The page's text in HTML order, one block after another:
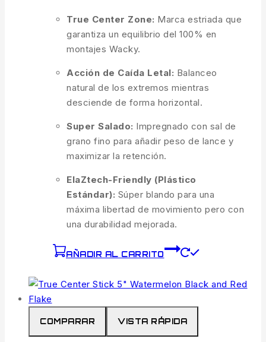
True Center Zone: Marca estriada que
garantiza un equilibrio del 100% en
montajes Wacky.
Acción de Caída Letal: Balanceo
natural de los extremos mientras
desciende de forma horizontal.
Super Salado: Impregnado con sal de
grano fino para añadir peso de lance y
maximizar la retención.
ElaZtech-Friendly (Plástico
Estándar): Súper blando para una
máxima libertad de movimiento pero con
una durabilidad mejorada.
AÑADIR AL CARRITO
COMPARAR VISTA RÁPIDA